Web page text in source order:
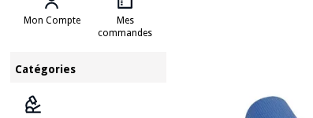
Mon Compte
Mes
commandes
Catégories